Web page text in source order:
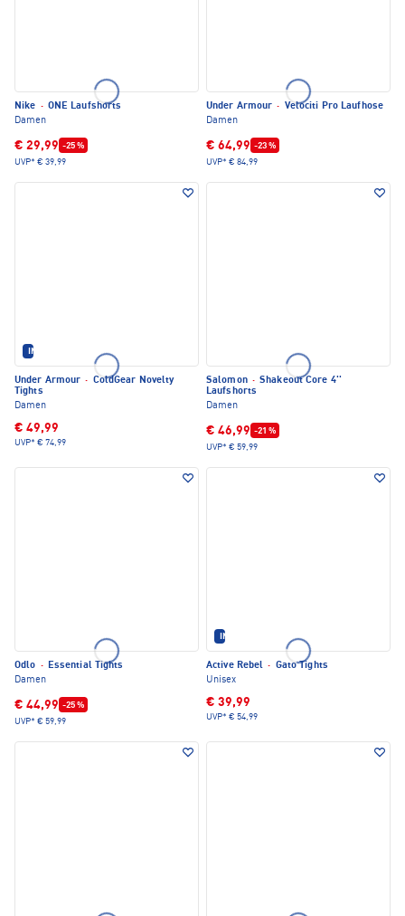
Nike · ONE Laufshorts
Damen
€ 29,99 -25 %
UVP* € 39,99
Under Armour · Velociti Pro Laufhose
Damen
€ 64,99 -23 %
UVP* € 84,99
IM SET ERHÄLTLICH
Under Armour · ColdGear Novelty
Tights
Damen
€ 49,99
UVP* € 74,99
Salomon · Shakeout Core 4''
Laufshorts
Damen
€ 46,99 -21 %
UVP* € 59,99
Odlo · Essential Tights
Damen
€ 44,99 -25 %
UVP* € 59,99
IM SET ERHÄLTLICH
Active Rebel · Gato Tights
Unisex
€ 39,99
UVP* € 54,99